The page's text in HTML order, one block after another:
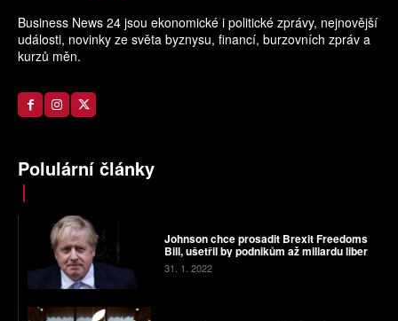
Business News 24 jsou ekonomické i politické zprávy, nejnovější
události, novinky ze světa byznysu, financí, burzovních zpráv a
kurzů měn.
Polulární články
Johnson chce prosadit Brexit Freedoms
Bill, ušetřil by podnikům až miliardu liber
31. 1. 2022